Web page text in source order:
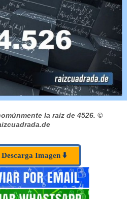
la raíz de 4526. ©
Imagen ⬇️